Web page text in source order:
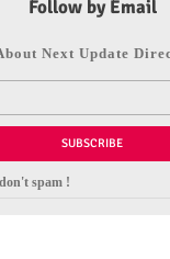
Follow by Email
Next Update
spam !